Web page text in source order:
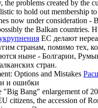
the problems created by the
to hold out membership
now under consideration -
the Balkan countries.
ЕС делают
странам, помимо тех,
ныне - Болгарии,
стран.
: Options and Mistakes
и ошибки
"Big Bang" enlargementof
citizens, the accession of